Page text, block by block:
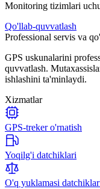
Monitoring tizimlari
Qo'llab-quvvatlash
Professional servis va
GPS uskunalarini
quvvatlash.
ishlashini ta'minlaydi.
Xizmatlar
GPS-treker o'rnatish
Yoqilg'i datchiklari
O'q yuklamasi